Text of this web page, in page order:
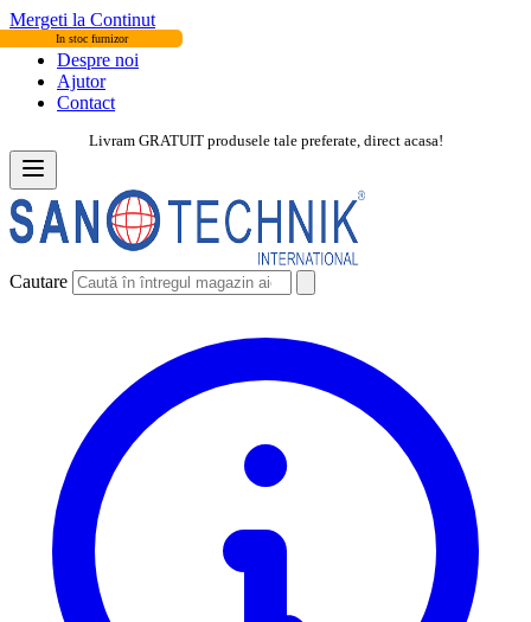
Mergeti la Continut
Despre noi
Ajutor
Contact
Livram GRATUIT produsele tale preferate, direct acasa!
Cautare
In stoc furnizor